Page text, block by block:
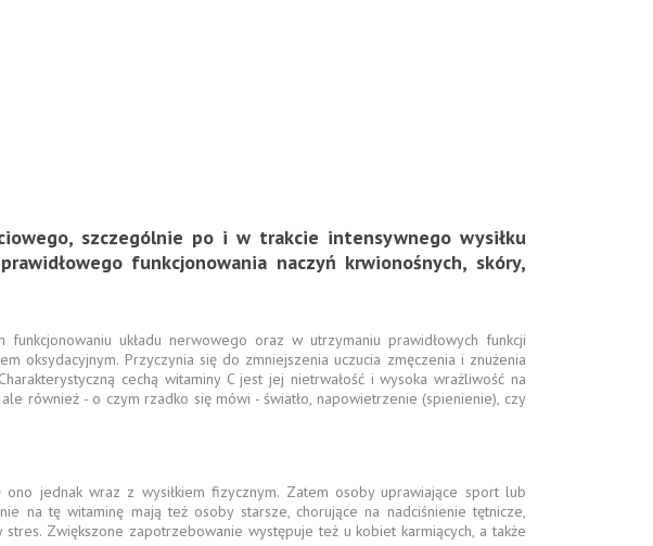
szczególnie po i w trakcie intensywnego wysiłku
funkcjonowania naczyń krwionośnych, skóry,
układu nerwowego oraz w utrzymaniu prawidłowych funkcji
oksydacyjnym. Przyczynia się do zmniejszenia uczucia zmęczenia i znużenia
cechą witaminy C jest jej nietrwałość i wysoka wrażliwość na
również - o czym rzadko się mówi - światło, napowietrzenie (spienienie), czy
jednak wraz z wysiłkiem fizycznym. Zatem osoby uprawiające sport lub
na tę witaminę mają też osoby starsze, chorujące na nadciśnienie tętnicze,
Zwiększone zapotrzebowanie występuje też u kobiet karmiących, a także